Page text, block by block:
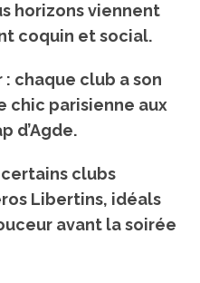
horizons viennent
coquin et social.
: chaque club a son
chic parisienne aux
d’Agde.
clubs
Libertins, idéals
avant la soirée